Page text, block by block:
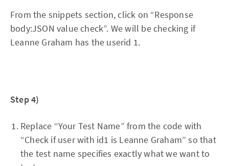
From the snippets section, click on “Response
body:JSON value check”. We will be checking if
Leanne Graham has the userid 1.
Step 4)
Replace “Your Test Name” from the code with
“Check if user with id1 is Leanne Graham” so that
the test name specifies exactly what we want to